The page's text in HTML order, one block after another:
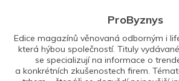
ProByznys
Edice magazínů věnovaná odborným i
která hýbou společností. Tituly
se specializují na informace o
a konkrétních zkušenostech firem.